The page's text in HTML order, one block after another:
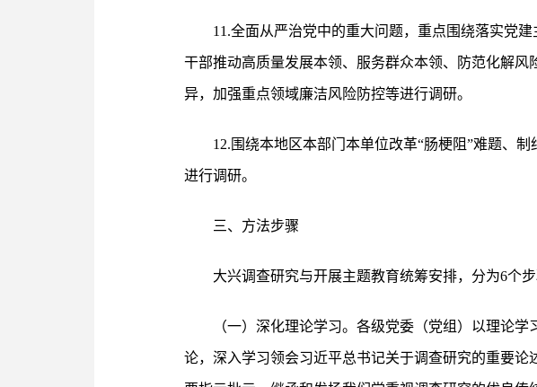
11.全面从严治党中的重大问题，重点围绕落实党
干部推动高质量发展本领、服务群众本领、防范化解
异，加强重点领域廉洁风险防控等进行调研。
12.围绕本地区本部门本单位改革“肠梗阻”难题、
进行调研。
三、方法步骤
大兴调查研究与开展主题教育统筹安排，分为6个步
（一）深化理论学习。各级党委（党组）以理论
论，深入学习领会习近平总书记关于调查研究的重要